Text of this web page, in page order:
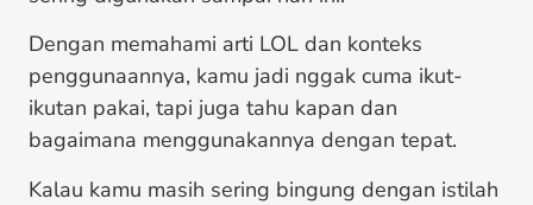
Dengan memahami arti LOL dan konteks
penggunaannya, kamu jadi nggak cuma ikut-
ikutan pakai, tapi juga tahu kapan dan
bagaimana menggunakannya dengan tepat.
Kalau kamu masih sering bingung dengan istilah